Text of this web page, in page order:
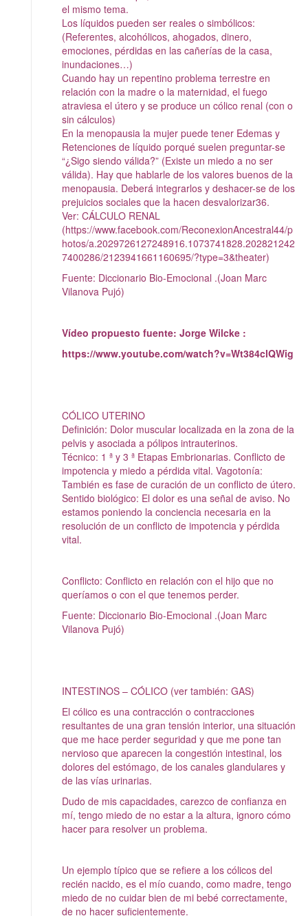
el mismo tema.
Los líquidos pueden ser reales o simbólicos:
(Referentes, alcohólicos, ahogados, dinero,
emociones, pérdidas en las cañerías de la casa,
inundaciones…)
Cuando hay un repentino problema terrestre en
relación con la madre o la maternidad, el fuego
atraviesa el útero y se produce un cólico renal (con o
sin cálculos)
En la menopausia la mujer puede tener Edemas y
Retenciones de líquido porqué suelen preguntar-se
“¿Sigo siendo válida?” (Existe un miedo a no ser
válida). Hay que hablarle de los valores buenos de la
menopausia. Deberá integrarlos y deshacer-se de los
prejuicios sociales que la hacen desvalorizar36.
Ver: CÁLCULO RENAL
(https://www.facebook.com/ReconexionAncestral44/p
hotos/a.2029726127248916.1073741828.202821242
7400286/2123941661160695/?type=3&theater)
Fuente: Diccionario Bio-Emocional .(Joan Marc
Vilanova Pujó)
Vídeo propuesto fuente: Jorge Wilcke :
https://www.youtube.com/watch?v=Wt384clQWig
CÓLICO UTERINO
Definición: Dolor muscular localizada en la zona de la
pelvis y asociada a pólipos intrauterinos.
Técnico: 1 ª y 3 ª Etapas Embrionarias. Conflicto de
impotencia y miedo a pérdida vital. Vagotonía:
También es fase de curación de un conflicto de útero.
Sentido biológico: El dolor es una señal de aviso. No
estamos poniendo la conciencia necesaria en la
resolución de un conflicto de impotencia y pérdida
vital.
Conflicto: Conflicto en relación con el hijo que no
queríamos o con el que tenemos perder.
Fuente: Diccionario Bio-Emocional .(Joan Marc
Vilanova Pujó)
INTESTINOS – CÓLICO (ver también: GAS)
El cólico es una contracción o contracciones
resultantes de una gran tensión interior, una situación
que me hace perder seguridad y que me pone tan
nervioso que aparecen la congestión intestinal, los
dolores del estómago, de los canales glandulares y
de las vías urinarias.
Dudo de mis capacidades, carezco de confianza en
mí, tengo miedo de no estar a la altura, ignoro cómo
hacer para resolver un problema.
Un ejemplo típico que se refiere a los cólicos del
recién nacido, es el mío cuando, como madre, tengo
miedo de no cuidar bien de mi bebé correctamente,
de no hacer suficientemente.